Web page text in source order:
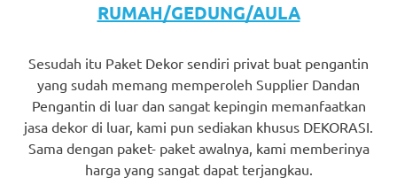
RUMAH/GEDUNG/AULA
Sesudah itu Paket Dekor sendiri privat buat pengantin
yang sudah memang memperoleh Supplier Dandan
Pengantin di luar dan sangat kepingin memanfaatkan
jasa dekor di luar, kami pun sediakan khusus DEKORASI.
Sama dengan paket- paket awalnya, kami memberinya
harga yang sangat dapat terjangkau.